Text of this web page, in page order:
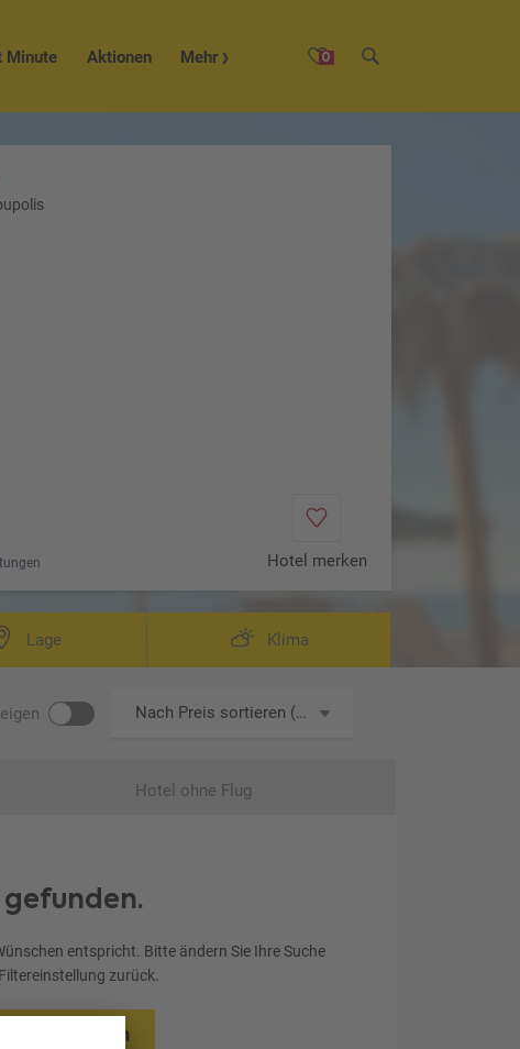
0
Minute Aktionen Mehr
Hotel merken
Lage Klima
Nach Preis sortieren (aufsteigend)
Hotel ohne Flug
entspricht. Bitte ändern Sie Ihre Suche
zurück.